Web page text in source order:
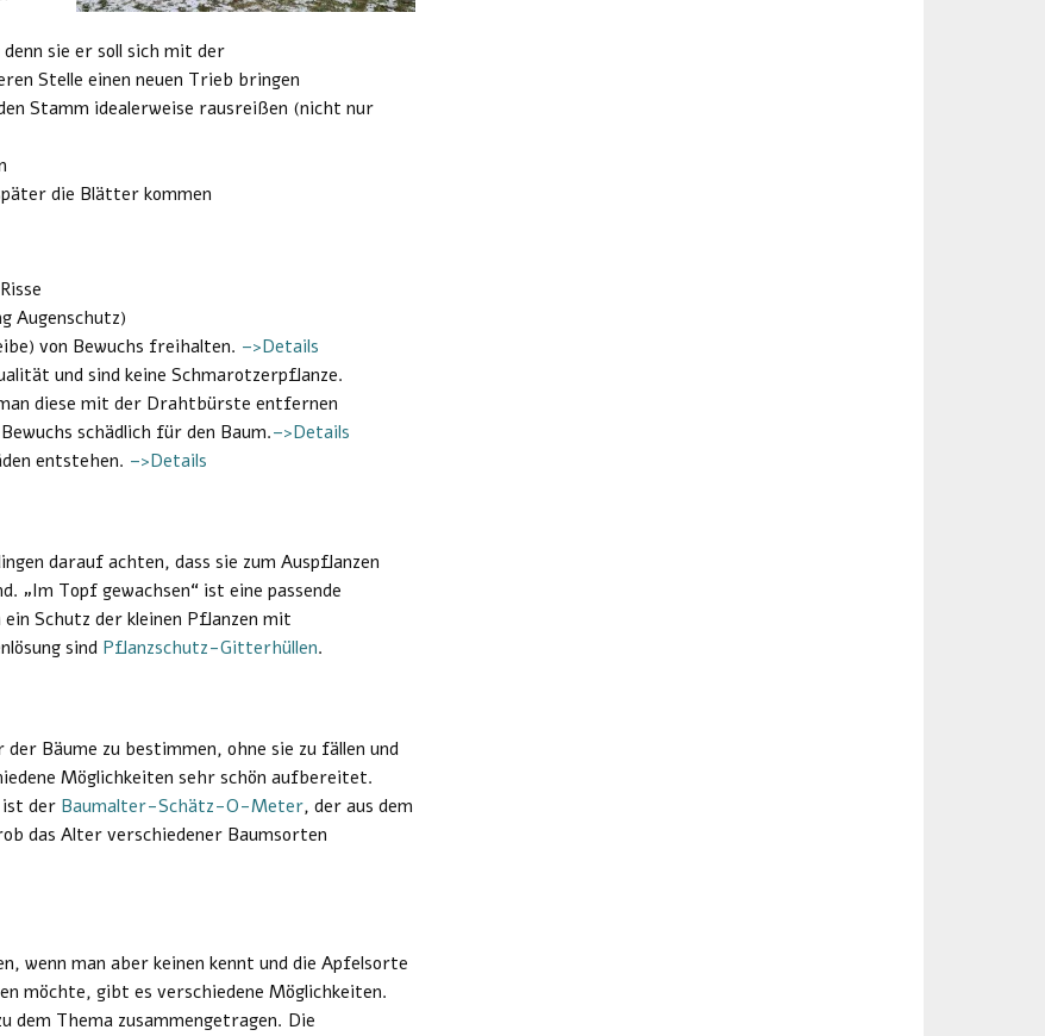
sie er soll sich mit der
Stelle einen neuen Trieb bringen
Stamm idealerweise rausreißen (nicht nur
die Blätter kommen
Augenschutz)
von Bewuchs freihalten. –>Details
und sind keine Schmarotzerpflanze.
diese mit der Drahtbürste entfernen
schädlich für den Baum.–>Details
entstehen. –>Details
darauf achten, dass sie zum Auspflanzen
Topf gewachsen“ ist eine passende
Schutz der kleinen Pflanzen mit
sind Pflanzschutz-Gitterhüllen.
Bäume zu bestimmen, ohne sie zu fällen und
Möglichkeiten sehr schön aufbereitet.
der Baumalter-Schätz-O-Meter, der aus dem
das Alter verschiedener Baumsorten
wenn man aber keinen kennt und die Apfelsorte
möchte, gibt es verschiedene Möglichkeiten.
Thema zusammengetragen. Die